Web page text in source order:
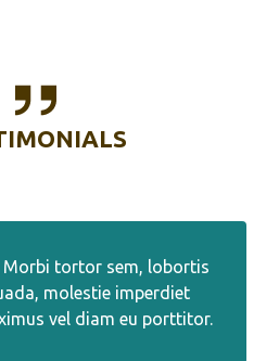
Morbi tortor sem, lobortis
molestie imperdiet
vel diam eu porttitor.